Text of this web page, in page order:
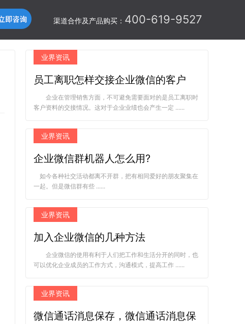
渠道合作及产品购买： 400-619-9527
业界资讯
员工离职怎样交接企业微信的客户
企业在管理销售方面，不可避免需要面对的是员工离职时
客户资料的交接情况。这对于企业业绩也会产生一定 ......
业界资讯
企业微信群机器人怎么用?
如今各种社交活动都离不开群，把有相同爱好的朋友聚集在
一起。但是微信群有些 ......
业界资讯
加入企业微信的几种方法
企业微信的使用有利于人们把工作和生活分开的同时，也
可以优化企业成员的工作方式，沟通模式，提高工作 ......
业界资讯
微信通话消息保存，微信通话消息保